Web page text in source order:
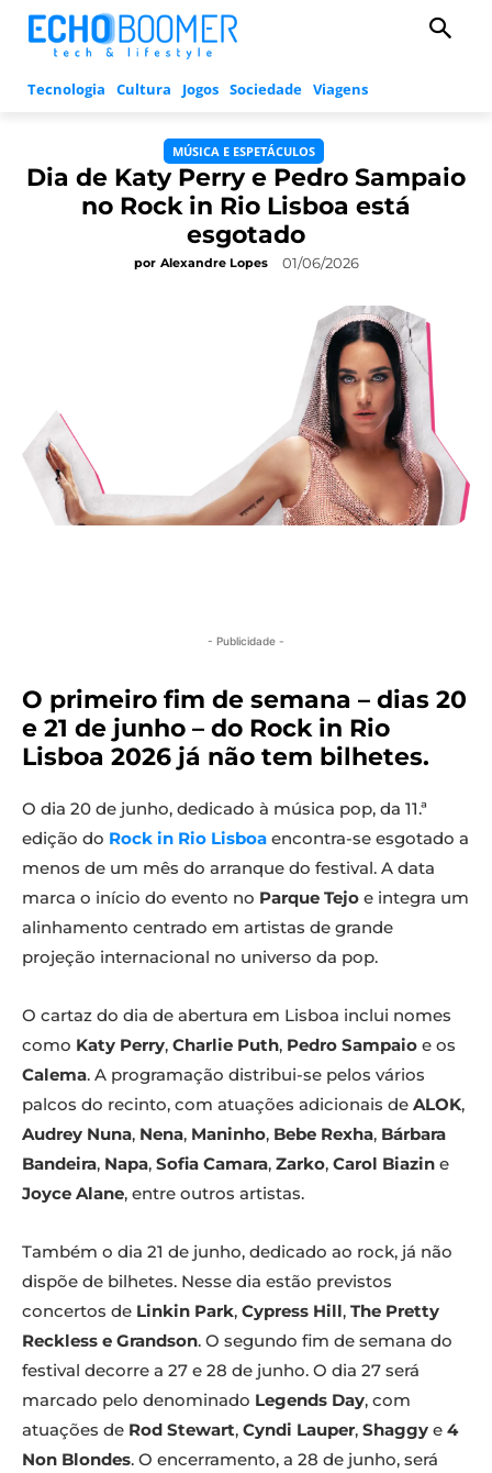
Tecnologia Cultura Jogos Sociedade Viagens
MÚSICA E ESPETÁCULOS
Dia de Katy Perry e Pedro Sampaio
no Rock in Rio Lisboa está
esgotado
por Alexandre Lopes 01/06/2026
- Publicidade -
O primeiro fim de semana – dias 20
e 21 de junho – do Rock in Rio
Lisboa 2026 já não tem bilhetes.
O dia 20 de junho, dedicado à música pop, da 11.ª
edição do Rock in Rio Lisboa encontra-se esgotado a
menos de um mês do arranque do festival. A data
marca o início do evento no Parque Tejo e integra um
alinhamento centrado em artistas de grande
projeção internacional no universo da pop.
O cartaz do dia de abertura em Lisboa inclui nomes
como Katy Perry, Charlie Puth, Pedro Sampaio e os
Calema. A programação distribui-se pelos vários
palcos do recinto, com atuações adicionais de ALOK,
Audrey Nuna, Nena, Maninho, Bebe Rexha, Bárbara
Bandeira, Napa, Sofia Camara, Zarko, Carol Biazin e
Joyce Alane, entre outros artistas.
Também o dia 21 de junho, dedicado ao rock, já não
dispõe de bilhetes. Nesse dia estão previstos
concertos de Linkin Park, Cypress Hill, The Pretty
Reckless e Grandson. O segundo fim de semana do
festival decorre a 27 e 28 de junho. O dia 27 será
marcado pelo denominado Legends Day, com
atuações de Rod Stewart, Cyndi Lauper, Shaggy e 4
Non Blondes. O encerramento, a 28 de junho, será